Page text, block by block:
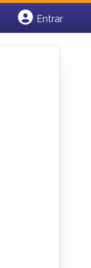
Entrar